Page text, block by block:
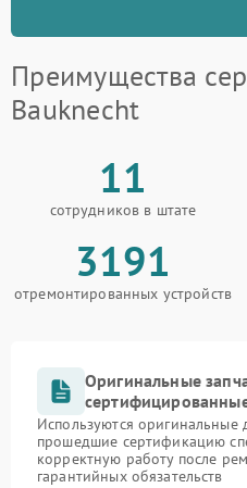
Преимущества
Bauknecht
11
сотрудников в штате
3191
отремонтированных устройств
Оригинальные
Используются оригинальные
прошедшие сертификацию
корректную работу после
гарантийных обязательств